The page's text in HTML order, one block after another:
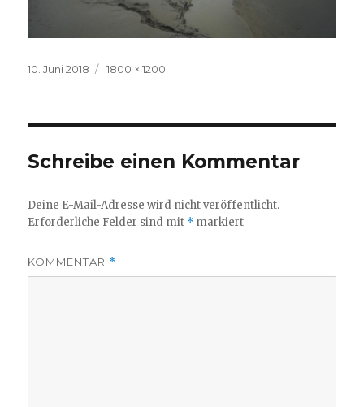
Veröffentlicht
10. Juni 2018
Volle
1800 × 1200
Schreibe einen Kommentar
Deine E-Mail-Adresse wird nicht veröffentlicht.
Erforderliche Felder sind mit * markiert
KOMMENTAR *